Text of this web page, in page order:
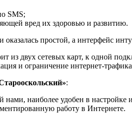
SMS;
вред их здоровью и развитию.
оказалась простой, а интерфейс
из двух сетевых карт, к одной
и ограничение интернет-
:
наиболее удобен в настройке
работу в Интернете.